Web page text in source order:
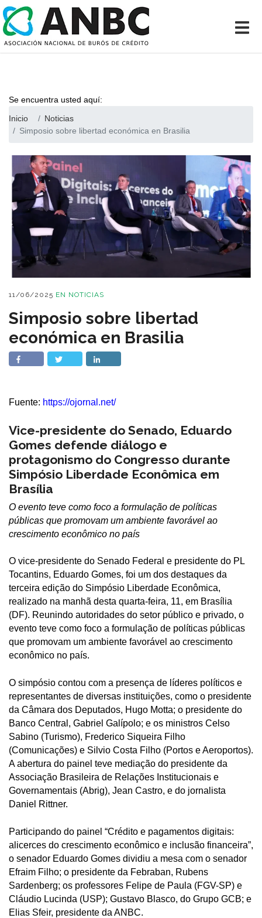
Se encuentra usted aquí:
Inicio
Noticias
Simposio sobre libertad económica en Brasilia
11/06/2025 EN NOTICIAS
Simposio sobre libertad
económica en Brasilia
Fuente: https://ojornal.net/
Vice-presidente do Senado, Eduardo
Gomes defende diálogo e
protagonismo do Congresso durante
Simpósio Liberdade Econômica em
Brasília
O evento teve como foco a formulação de políticas
públicas que promovam um ambiente favorável ao
crescimento econômico no país
O vice-presidente do Senado Federal e presidente do PL
Tocantins, Eduardo Gomes, foi um dos destaques da
terceira edição do Simpósio Liberdade Econômica,
realizado na manhã desta quarta-feira, 11, em Brasília
(DF). Reunindo autoridades do setor público e privado, o
evento teve como foco a formulação de políticas públicas
que promovam um ambiente favorável ao crescimento
econômico no país.
O simpósio contou com a presença de líderes políticos e
representantes de diversas instituições, como o presidente
da Câmara dos Deputados, Hugo Motta; o presidente do
Banco Central, Gabriel Galípolo; e os ministros Celso
Sabino (Turismo), Frederico Siqueira Filho
(Comunicações) e Silvio Costa Filho (Portos e Aeroportos).
A abertura do painel teve mediação do presidente da
Associação Brasileira de Relações Institucionais e
Governamentais (Abrig), Jean Castro, e do jornalista
Daniel Rittner.
Participando do painel “Crédito e pagamentos digitais:
alicerces do crescimento econômico e inclusão financeira”,
o senador Eduardo Gomes dividiu a mesa com o senador
Efraim Filho; o presidente da Febraban, Rubens
Sardenberg; os professores Felipe de Paula (FGV-SP) e
Cláudio Lucinda (USP); Gustavo Blasco, do Grupo GCB; e
Elias Sfeir, presidente da ANBC.